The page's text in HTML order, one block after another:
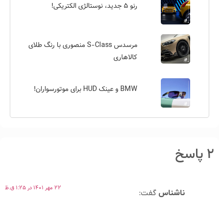
رنو ۵ جدید، نوستالژی الکتریکی!
مرسدس S-Class منصوری با رنگ طلای
کالاهاری
BMW و عینک HUD برای موتورسواران!
۲ پاسخ
ناشناسگفت: ۲۲ مهر ۱۴۰۱ در ۱:۲۵ ق.ظ